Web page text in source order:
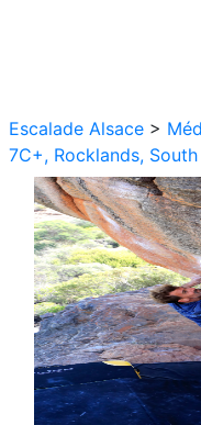
Escalade Alsace >
7C+, Rocklands,